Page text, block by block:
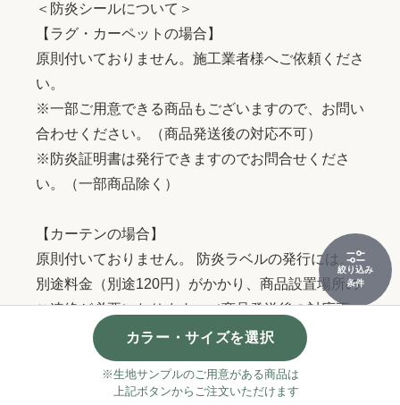
絞り込み
条件
カラー・サイズを選択
※生地サンプルのご用意がある商品は
上記ボタンからご注文いただけます
＜防炎シールについて＞
【ラグ・カーペットの場合】
原則付いておりません。施工業者様へご依頼くださ
い。
※一部ご用意できる商品もございますので、お問い
合わせください。（商品発送後の対応不可）
※防炎証明書は発行できますのでお問合せくださ
い。（一部商品除く）
【カーテンの場合】
原則付いておりません。 防炎ラベルの発行には、
別途料金（別途120円）がかかり、商品設置場所の
ご連絡が必要になります。（商品発送後の対応不
ご希望の場合は、事前にお問い合わせください。